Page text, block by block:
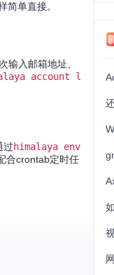
单直接。
输入邮箱地址、
account l
过himalaya env
合crontab定时任